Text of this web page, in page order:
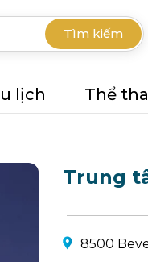
Tìm kiếm
lịch Thể
Trung
8500